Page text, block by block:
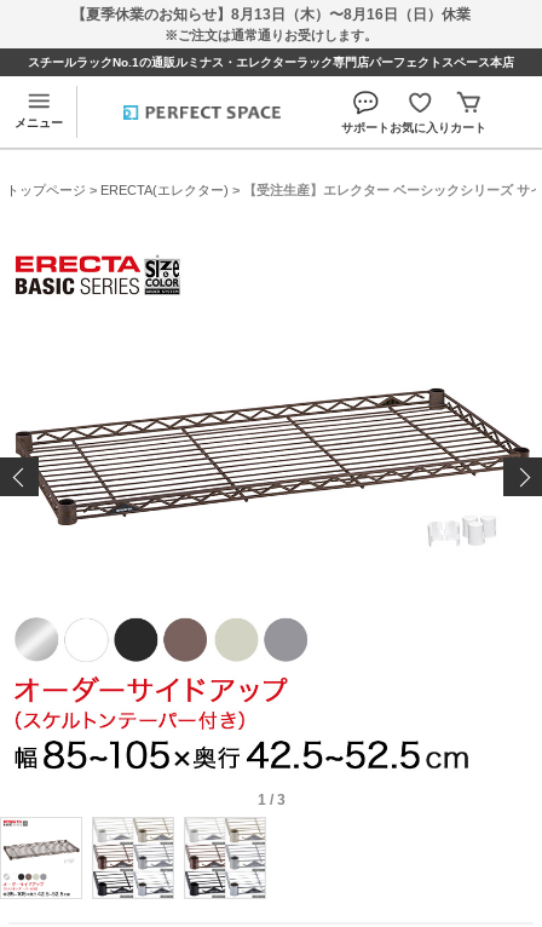
【夏季休業のお知らせ】8月13日（木）〜8月16日（日）休業
※ご注文は通常通りお受けします。
スチールラックNo.1の通販ルミナス・エレクターラック専門店パーフェクトスペース本店
メニュー サポートお気に入り カート
トップページ > ERECTA(エレクター) > 【受注生産】エレクター ベーシックシリーズ サ
1/ 3